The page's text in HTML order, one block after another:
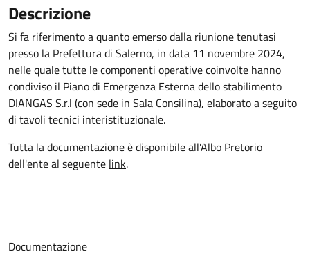
Descrizione
Si fa riferimento a quanto emerso dalla riunione tenutasi
presso la Prefettura di Salerno, in data 11 novembre 2024,
nelle quale tutte le componenti operative coinvolte hanno
condiviso il Piano di Emergenza Esterna dello stabilimento
DIANGAS S.r.l (con sede in Sala Consilina), elaborato a seguito
di tavoli tecnici interistituzionale.
Tutta la documentazione è disponibile all'Albo Pretorio
dell'ente al seguente link.
Documentazione